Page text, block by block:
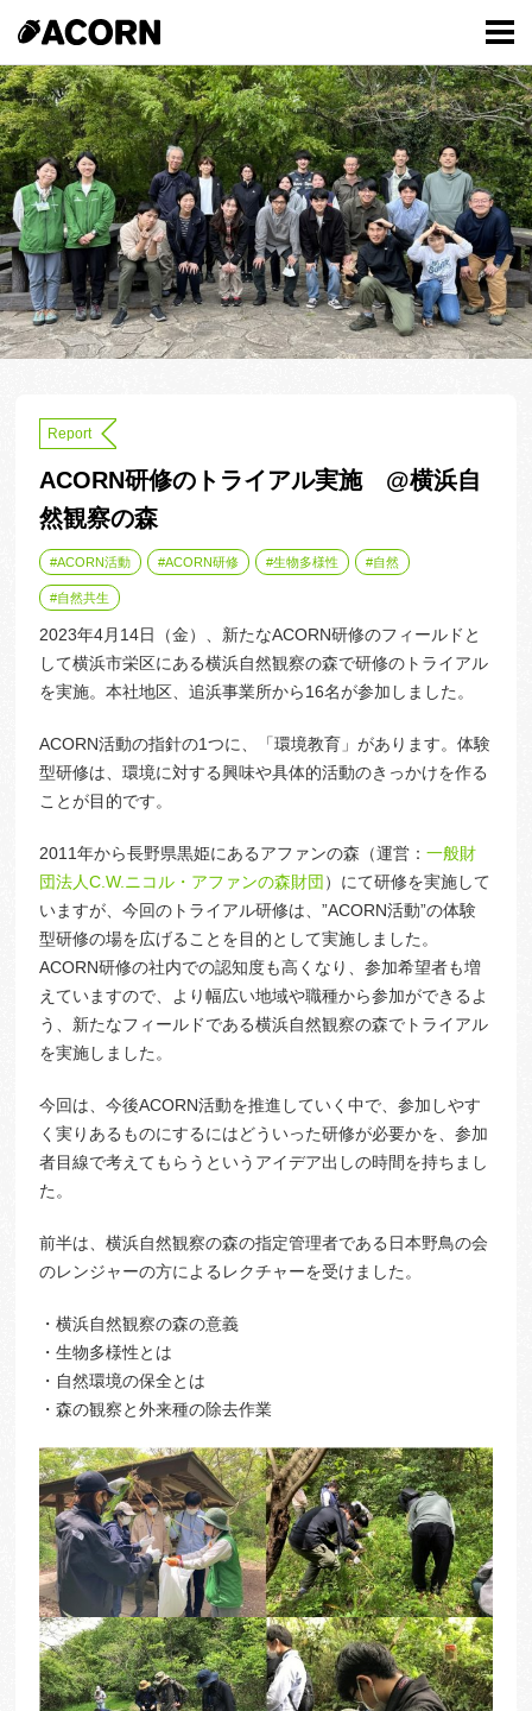
Report
ACORN研修のトライアル実施 @横浜自
然観察の森
ACORN活動 ACORN研修 生物多様性 自然
自然共生
2023年4月14日（金）、新たなACORN研修のフィールドと
して横浜市栄区にある横浜自然観察の森で研修のトライアル
を実施。本社地区、追浜事業所から16名が参加しました。
ACORN活動の指針の1つに、「環境教育」があります。体験
型研修は、環境に対する興味や具体的活動のきっかけを作る
ことが目的です。
2011年から長野県黒姫にあるアファンの森（運営：一般財
団法人C.W.ニコル・アファンの森財団 ）にて研修を実施して
いますが、今回のトライアル研修は、”ACORN活動”の体験
型研修の場を広げることを目的として実施しました。
ACORN研修の社内での認知度も高くなり、参加希望者も増
えていますので、より幅広い地域や職種から参加ができるよ
う、新たなフィールドである横浜自然観察の森でトライアル
を実施しました。
今回は、今後ACORN活動を推進していく中で、参加しやす
く実りあるものにするにはどういった研修が必要かを、参加
者目線で考えてもらうというアイデア出しの時間を持ちまし
た。
前半は、横浜自然観察の森の指定管理者である日本野鳥の会
のレンジャーの方によるレクチャーを受けました。
・横浜自然観察の森の意義
・生物多様性とは
・自然環境の保全とは
・森の観察と外来種の除去作業